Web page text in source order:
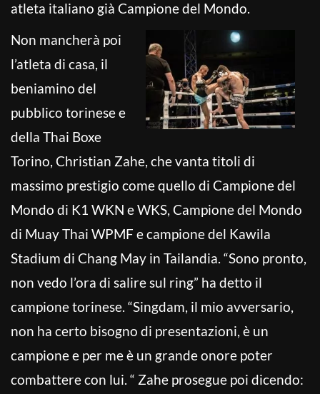
atleta italiano già Campione del Mondo.
Non mancherà poi
l’atleta di casa, il
beniamino del
pubblico torinese e
della Thai Boxe
Torino, Christian Zahe, che vanta titoli di
massimo prestigio come quello di Campione del
Mondo di K1 WKN e WKS, Campione del Mondo
di Muay Thai WPMF e campione del Kawila
Stadium di Chang May in Tailandia. “Sono pronto,
non vedo l’ora di salire sul ring” ha detto il
campione torinese. “Singdam, il mio avversario,
non ha certo bisogno di presentazioni, è un
campione e per me è un grande onore poter
combattere con lui. “ Zahe prosegue poi dicendo: